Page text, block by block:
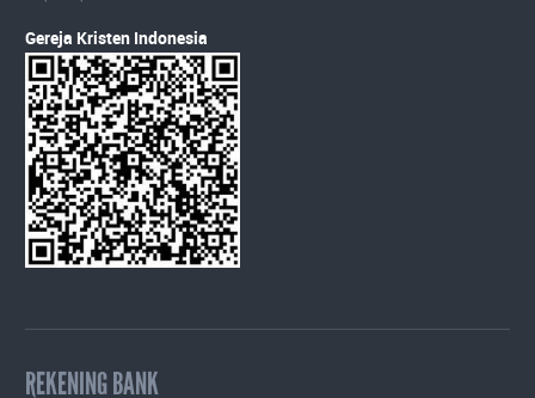
Gereja Kristen Indonesia
REKENING BANK